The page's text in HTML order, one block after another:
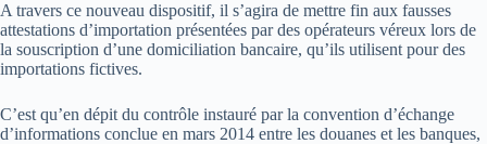
A travers ce nouveau dispositif, il s’agira de mettre fin aux fausses
attestations d’importation présentées par des opérateurs véreux lors de
la souscription d’une domiciliation bancaire, qu’ils utilisent pour des
importations fictives.
C’est qu’en dépit du contrôle instauré par la convention d’échange
d’informations conclue en mars 2014 entre les douanes et les banques,